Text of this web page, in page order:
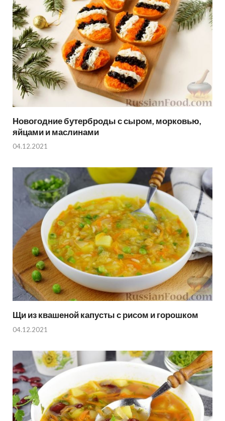
Новогодние бутерброды с сыром, морковью,
яйцами и маслинами
04.12.2021
Щи из квашеной капусты с рисом и горошком
04.12.2021